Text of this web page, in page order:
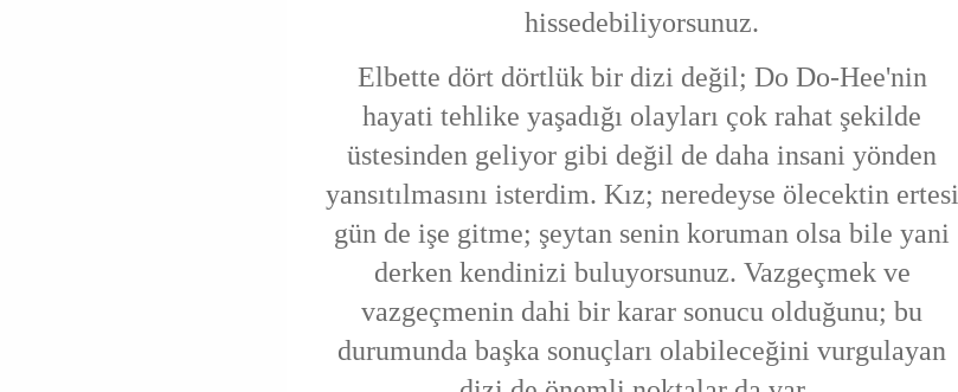
hissedebiliyorsunuz.
Elbette dört dörtlük bir dizi değil; Do Do-Hee'nin
hayati tehlike yaşadığı olayları çok rahat şekilde
üstesinden geliyor gibi değil de daha insani yönden
yansıtılmasını isterdim. Kız; neredeyse ölecektin ertesi
gün de işe gitme; şeytan senin koruman olsa bile yani
derken kendinizi buluyorsunuz. Vazgeçmek ve
vazgeçmenin dahi bir karar sonucu olduğunu; bu
durumunda başka sonuçları olabileceğini vurgulayan